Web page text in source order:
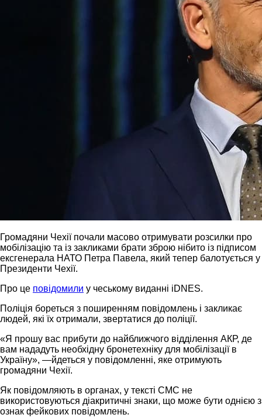
Громадяни Чехії почали масово отримувати розсилки про
мобілізацію та із закликами брати зброю нібито із підписом
ексгенерала НАТО Петра Павела, який тепер балотується у
Президенти Чехії.
Про це повідомили у чеському виданні iDNES.
Поліція бореться з поширенням повідомлень і закликає
людей, які їх отримали, звертатися до поліції.
«Я прошу вас прибути до найближчого відділення АКР, де
вам нададуть необхідну бронетехніку для мобілізації в
Україну», —йдеться у повідомленні, яке отримують
громадяни Чехії.
Як повідомляють в органах, у тексті СМС не
використовуються діакритичні знаки, що може бути однією з
ознак фейкових повідомлень.